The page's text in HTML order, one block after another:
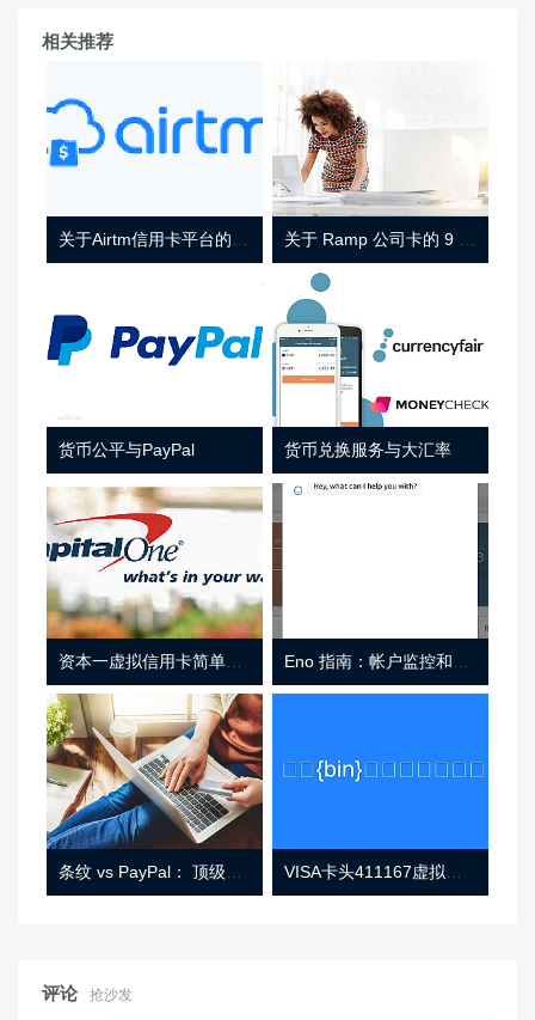
相关推荐
货币公平与PayPal 货币兑换服务与大汇率
资本一虚拟信用卡简单介绍
条纹 vs PayPal： 顶级功能， 定价 （和更多！ VISA卡头411167虚拟卡基础信息
评论 抢沙发